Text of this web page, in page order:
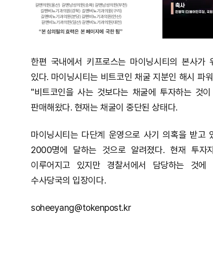
한편 국내에서 키프로스는 마이닝시티의 본사가
있다. 마이닝시티는 비트코인 채굴 지분인 해시 파
"비트코인을 사는 것보다는 채굴에 투자하는 것
판매해왔다. 현재는 채굴이 중단된 상태다.
마이닝시티는 다단계 운영으로 사기 의혹을 받고
2000명에 달하는 것으로 알려졌다. 현재 투자
이루어지고 있지만 경찰서에서 담당하는 것에
수사당국의 입장이다.
soheeyang@tokenpost.kr